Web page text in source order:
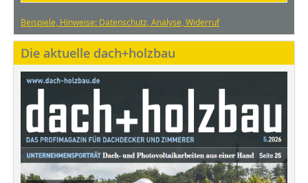
Beispiele, Hinweise: Datenschutz, Analyse, Widerruf
Die aktuelle dach+holzbau